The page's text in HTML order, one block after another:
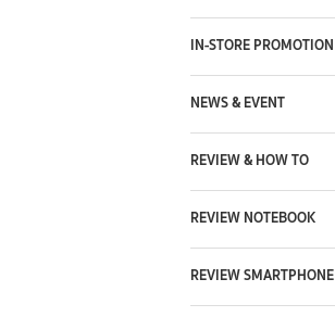
IN-STORE PROMOTION
NEWS & EVENT
REVIEW & HOW TO
REVIEW NOTEBOOK
REVIEW SMARTPHONE